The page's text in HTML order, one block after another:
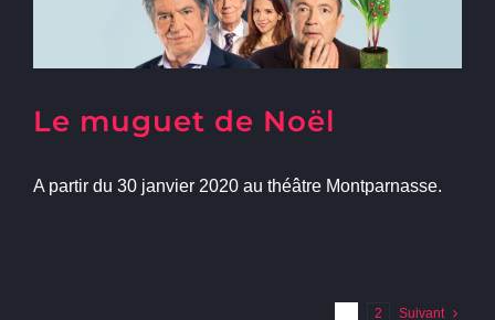
Le muguet de Noël
A partir du 30 janvier 2020 au théâtre Montparnasse.
2 Suivant